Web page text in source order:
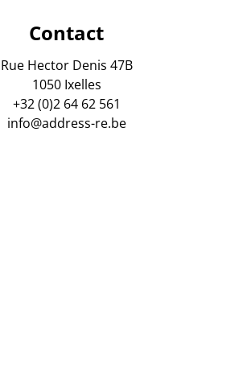
Contact
Rue Hector Denis 47B
1050 Ixelles
+32 (0)2 64 62 561
info@address-re.be